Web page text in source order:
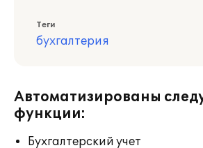
Теги
бухгалтерия
Автоматизированы
функции:
Бухгалтерский учет